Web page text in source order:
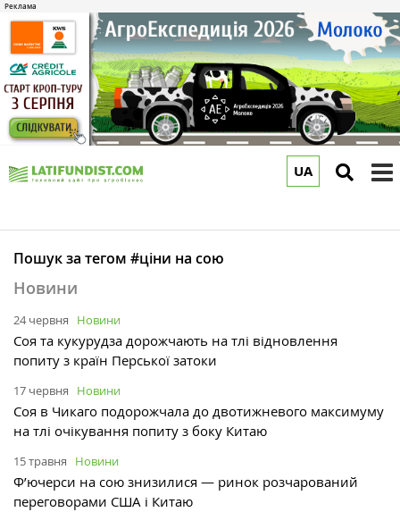
UA
Пошук за тегом #ціни на сою
Новини
24 червня Новини
Соя та кукурудза дорожчають на тлі відновлення
попиту з країн Перської затоки
17 червня Новини
Соя в Чикаго подорожчала до двотижневого максимуму
на тлі очікування попиту з боку Китаю
15 травня Новини
Ф’ючерси на сою знизилися — ринок розчарований
переговорами США і Китаю